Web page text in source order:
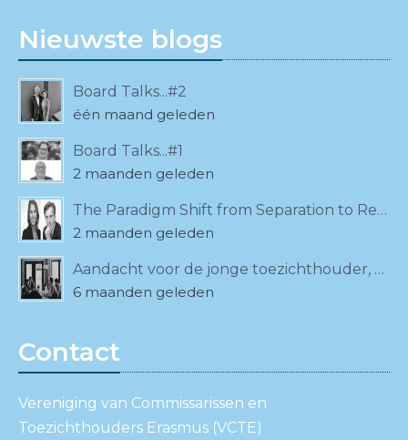
Nieuwste blogs
Board Talks...#2
één maand geleden
Board Talks...#1
2 maanden geleden
The Paradigm Shift from Separation to Relationality
2 maanden geleden
Aandacht voor de jonge toezichthouder, ook bij de VCTE!
6 maanden geleden
Contact
Vereniging van Commissarissen en
Toezichthouders Erasmus (VCTE)